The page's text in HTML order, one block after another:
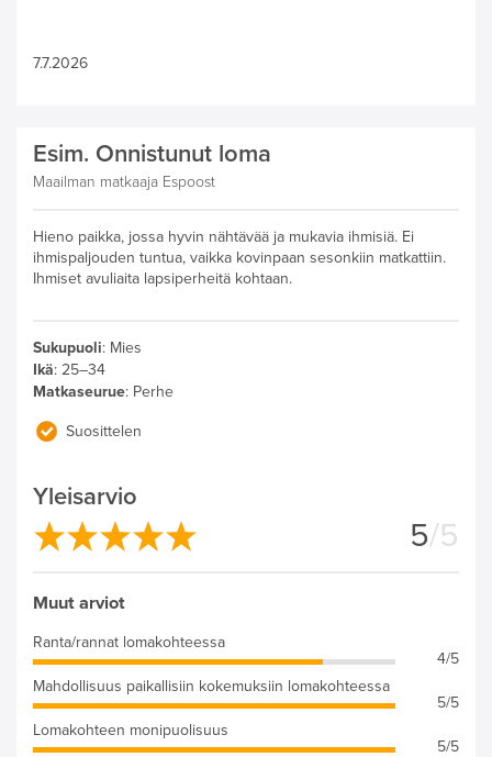
7.7.2026
Esim. Onnistunut loma
Maailman matkaaja Espoost
Hieno paikka, jossa hyvin nähtävää ja mukavia ihmisiä. Ei
ihmispaljouden tuntua, vaikka kovinpaan sesonkiin matkattiin.
Ihmiset avuliaita lapsiperheitä kohtaan.
Sukupuoli: Mies
Ikä: 25–34
Matkaseurue: Perhe
Suosittelen
Yleisarvio
5/5
Muut arviot
Ranta/rannat lomakohteessa
4/5
Mahdollisuus paikallisiin kokemuksiin lomakohteessa
5/5
Lomakohteen monipuolisuus
5/5